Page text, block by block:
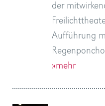
der
Aufführung
»mehr